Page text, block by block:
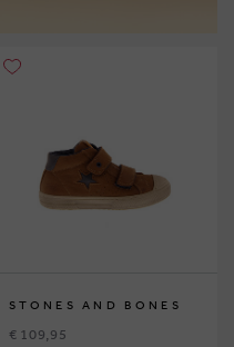
STONES AND BONES
€ 109,95